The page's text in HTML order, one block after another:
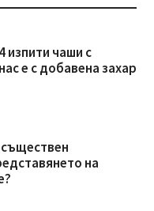
изпити чаши с
е с добавена захар
на